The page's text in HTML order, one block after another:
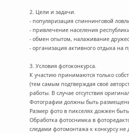
2. Цели и задачи.
- популяризация спиннинговой
- привлечение населения
- обмен опытом, налаживание
- организация активного отдыха
3. Условия фотоконкурса.
К участию принимаются только
(тем самым подтверждая своё
работы. В случае отсутствия
Фотографии должны быть
Размер фото в пикселях дожжен
Обработка фотоснимка в
следами фотомонтажа к конкурсу не